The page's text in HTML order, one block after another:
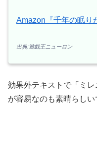
Amazon『千年の眠り
出典:遊戯王ニューロン
効果外テキストで「ミ
が容易なのも素晴らしい